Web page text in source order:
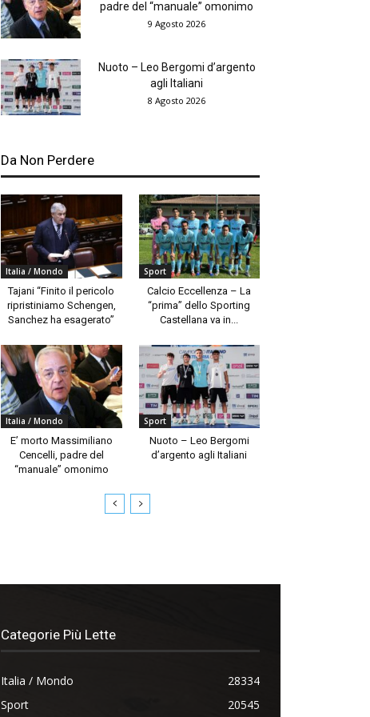
padre del “manuale” omonimo
9 Agosto 2026
Nuoto – Leo Bergomi d’argento
agli Italiani
8 Agosto 2026
Da Non Perdere
Italia / Mondo
Tajani “Finito il pericolo
ripristiniamo Schengen,
Sanchez ha esagerato”
Sport
Calcio Eccellenza – La
“prima” dello Sporting
Castellana va in...
Italia / Mondo
E’ morto Massimiliano
Cencelli, padre del
“manuale” omonimo
Sport
Nuoto – Leo Bergomi
d’argento agli Italiani
Categorie Più Lette
Italia / Mondo
28334
Sport
20545